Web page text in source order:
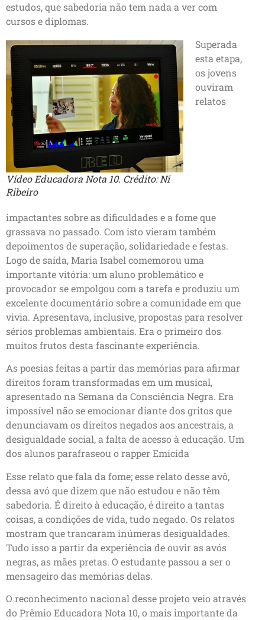
estudos, que sabedoria não tem nada a ver com
cursos e diplomas.
Vídeo Educadora Nota 10. Crédito: Ni
Ribeiro
Superada
esta etapa,
os jovens
ouviram
relatos
impactantes sobre as dificuldades e a fome que
grassava no passado. Com isto vieram também
depoimentos de superação, solidariedade e festas.
Logo de saída, Maria Isabel comemorou uma
importante vitória: um aluno problemático e
provocador se empolgou com a tarefa e produziu um
excelente documentário sobre a comunidade em que
vivia. Apresentava, inclusive, propostas para resolver
sérios problemas ambientais. Era o primeiro dos
muitos frutos desta fascinante experiência.
As poesias feitas a partir das memórias para afirmar
direitos foram transformadas em um musical,
apresentado na Semana da Consciência Negra. Era
impossível não se emocionar diante dos gritos que
denunciavam os direitos negados aos ancestrais, a
desigualdade social, a falta de acesso à educação. Um
dos alunos parafraseou o rapper Emicida
Esse relato que fala da fome; esse relato desse avô,
dessa avó que dizem que não estudou e não têm
sabedoria. É direito à educação, é direito a tantas
coisas, a condições de vida, tudo negado. Os relatos
mostram que trancaram inúmeras desigualdades.
Tudo isso a partir da experiência de ouvir as avós
negras, as mães pretas. O estudante passou a ser o
mensageiro das memórias delas.
O reconhecimento nacional desse projeto veio através
do Prêmio Educadora Nota 10, o mais importante da